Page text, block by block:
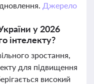
Джерело
у 2026
інтелекту?
зростання,
для підвищення
високий